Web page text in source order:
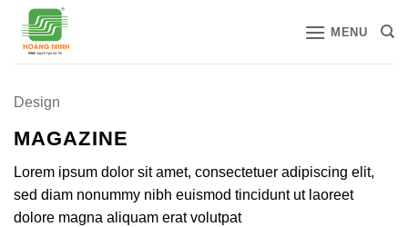
qua
MENU
Design
MAGAZINE
Lorem ipsum dolor sit amet, consectetuer adipiscing elit,
sed diam nonummy nibh euismod tincidunt ut laoreet
dolore magna aliquam erat volutpat